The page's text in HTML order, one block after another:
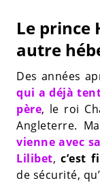
Le prince
autre
Des années
qui a déjà
père, le roi
Angleterre.
vienne avec
Lilibet, c’est
de sécurité,